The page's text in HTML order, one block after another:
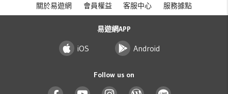
關於易遊網 會員權益 客服中心 服務據點
易遊網APP
iOS Android
Follow us on